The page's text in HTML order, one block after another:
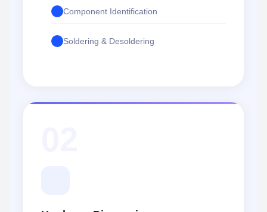
Component Identification
Soldering & Desoldering